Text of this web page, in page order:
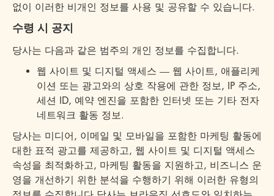
없이 이러한 비개인 정보를 사용 및 공유할 수 있습니다.
수령 시 공지
당사는 다음과 같은 범주의 개인 정보를 수집합니다.
웹 사이트 및 디지털 액세스 — 웹 사이트, 애플리케
이션 또는 광고와의 상호 작용에 관한 정보, IP 주소,
세션 ID, 예약 엔진을 포함한 인터넷 또는 기타 전자
네트워크 활동 정보.
당사는 미디어, 이메일 및 모바일을 포함한 마케팅 활동에
대한 표적 광고를 제공하고, 웹 사이트 및 디지털 액세스
속성을 최적화하고, 마케팅 활동을 지원하고, 비즈니스 운
영을 개선하기 위한 분석을 수행하기 위해 이러한 유형의